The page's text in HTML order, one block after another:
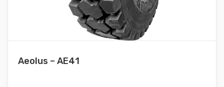
Aeolus – AE41